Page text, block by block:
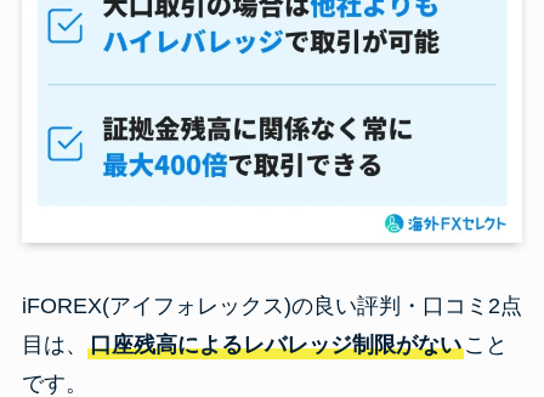
iFOREX(アイフォレックス)の良い評判・口コミ2点
目は、 口座残高によるレバレッジ制限がないこと
です。